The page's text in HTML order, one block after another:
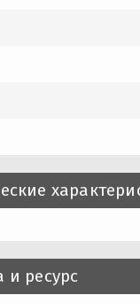
и ресурс